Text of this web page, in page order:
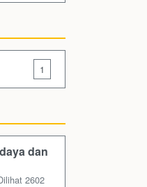
1
dan
2602